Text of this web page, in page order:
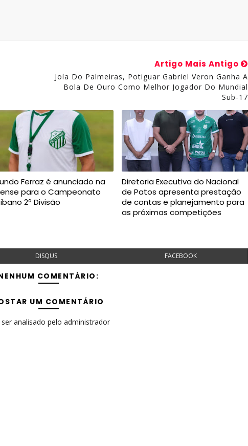
Artigo Mais Antigo
Joía Do Palmeiras, Potiguar Gabriel Veron Ganha A
Bola De Ouro Como Melhor Jogador Do Mundial
Sub-17
Ferraz é anunciado na
para o Campeonato
2ª Divisão
Diretoria Executiva do Nacional
de Patos apresenta prestação
de contas e planejamento para
as próximas competições
DISQUS FACEBOOK
COMENTÁRIO:
UM COMENTÁRIO
analisado pelo administrador